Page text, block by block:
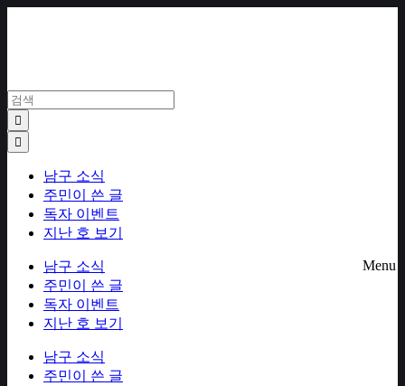
남구 소식
주민이 쓴 글
독자 이벤트
지난 호 보기
Menu
남구 소식
주민이 쓴 글
독자 이벤트
지난 호 보기
남구 소식
주민이 쓴 글